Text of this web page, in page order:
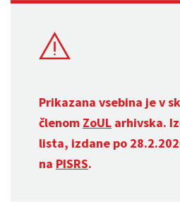
Prikazana vsebina je v
členom ZoUL arhivska.
lista, izdane po
na PISRS.